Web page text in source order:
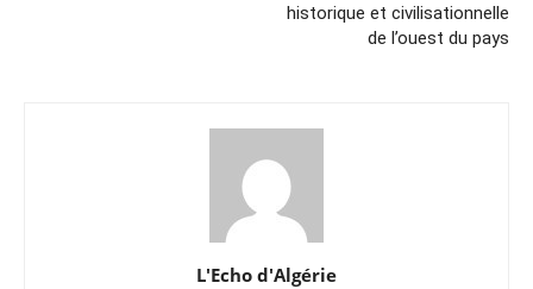
historique et civilisationnelle
de l’ouest du pays
L'Echo d'Algérie